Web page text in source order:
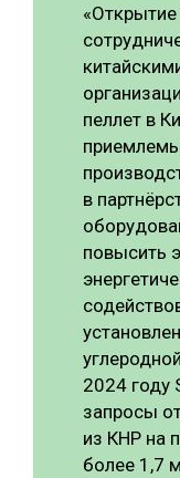
пеллет в
в
повысить
2024 году
запросы
из КНР на
более 1,7